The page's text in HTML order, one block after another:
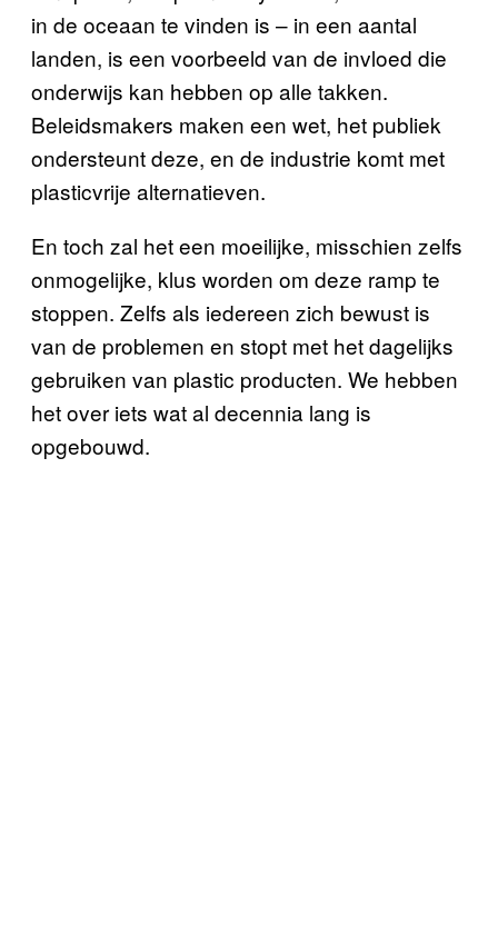
in de oceaan te vinden is – in een aantal
landen, is een voorbeeld van de invloed die
onderwijs kan hebben op alle takken.
Beleidsmakers maken een wet, het publiek
ondersteunt deze, en de industrie komt met
plasticvrije alternatieven.
En toch zal het een moeilijke, misschien zelfs
onmogelijke, klus worden om deze ramp te
stoppen. Zelfs als iedereen zich bewust is
van de problemen en stopt met het dagelijks
gebruiken van plastic producten. We hebben
het over iets wat al decennia lang is
opgebouwd.